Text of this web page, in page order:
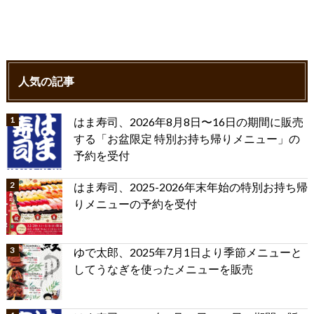
人気の記事
はま寿司、2026年8月8日〜16日の期間に販売
する「お盆限定 特別お持ち帰りメニュー」の
予約を受付
はま寿司、2025-2026年末年始の特別お持ち帰
りメニューの予約を受付
ゆで太郎、2025年7月1日より季節メニューと
してうなぎを使ったメニューを販売